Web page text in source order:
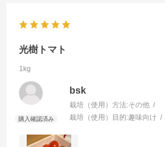
光樹トマト
1kg
bsk
栽培（使用）方法:その他
栽培（使用）目的:趣味向け